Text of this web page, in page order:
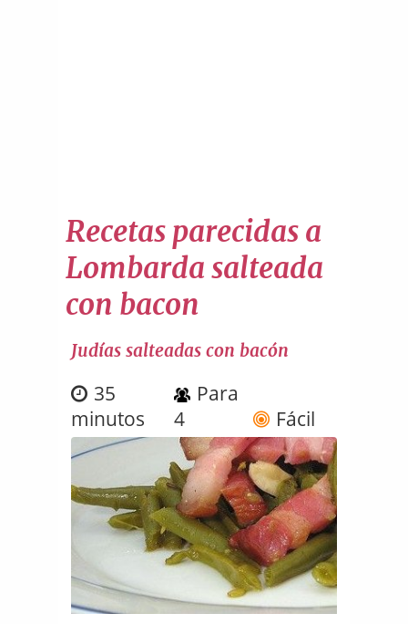
Recetas parecidas a
Lombarda salteada
con bacon
Judías salteadas con bacón
35
minutos
Para
4
Fácil